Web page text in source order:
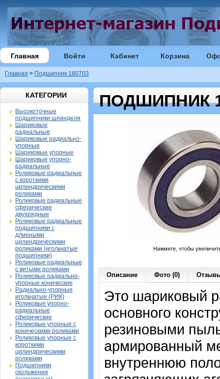
Главная Войти Кабинет Корзина
Главная > Подшипник 180703
КАТЕГОРИИ
Высокоточные
подшипники шпинделя
Шариковые
радиальные
Шариковые радиально-
упорные
Шариковые упорные
Шариковые упорно-
радиальные
Роликовые радиальные
с короткими
цилиндрическими
роликами
Роликовые радиальные
сферические
двухрядные
Роликовые радиальные
подшипники с
длинными
цилиндрическими
роликами (игольчатые
подшипники)
Роликовые радиальные
с витыми роликами
Роликовые радиально-
упорные конические
Радиально-упорные
игольчатые (РИК)
Роликовые упорно-
радиальные
сферические
Роликовые упорные с
коническими роликами
Роликовые упорные с
короткими
цилиндрическими
роликами
Подшипники
скольжения
ПОДШИПНИК
Нажмите, чтобы
Описание Фото (0)
Это шариковый
основного
резиновыми
армированный
внутреннюю